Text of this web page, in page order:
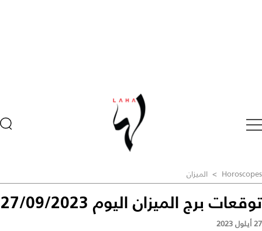
Horoscopes
> الميزان
توقعات برج الميزان اليوم 27/09/2023
27 أيلول 2023